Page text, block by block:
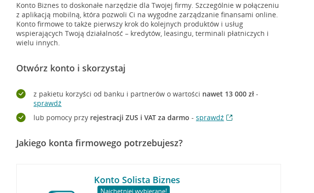
Konto Biznes to doskonałe narzędzie dla Twojej firmy. Szczególnie w połączeniu
z aplikacją mobilną, która pozwoli Ci na wygodne zarządzanie finansami online.
Konto firmowe to także pierwszy krok do kolejnych produktów i usług
wspierających Twoją działalność – kredytów, leasingu, terminali płatniczych i
wielu innych.
Otwórz konto i skorzystaj
z pakietu korzyści od banku i partnerów o wartości nawet 13 000 zł -
sprawdź
lub pomocy przy rejestracji ZUS i VAT za darmo -sprawdź
Jakiego konta firmowego potrzebujesz?
Konto Solista Biznes
Najchętniej wybierane!